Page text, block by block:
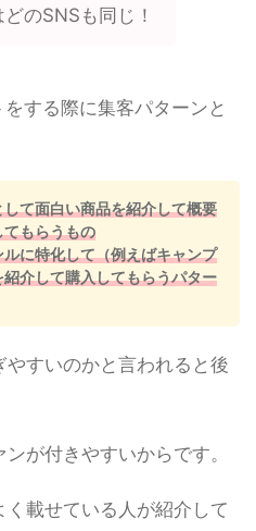
のSNSも同じ！
する際に集客パターンと
て面白い商品を紹介して概要
もらうもの
に特化して（例えばキャンプ
介して購入してもらうパター
すいのかと言われると後
が付きやすいからです。
載せている人が紹介して